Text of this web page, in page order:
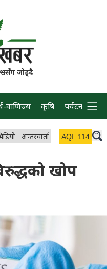
जोड्दै
वाणिज्य कृषि पर्यटन प्रवास
अन्तरवार्ता विचार/ब्लग
AQI: 114
खोप